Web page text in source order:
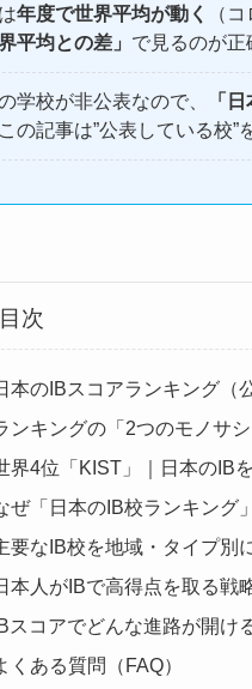
年度で世界平均が動く
（
平均との差」 で見るのが正
学校が非公表なので、
「
の記事は”公表している校”
目次
本のIBスコアランキング（
ンキングの「2つのモノサ
界4位「KIST」｜日本のIB
ぜ「日本のIB校ランキング
要なIB校を地域・タイプ別
本人がIBで高得点を取る戦
IBスコアでどんな進路が開け
くある質問（FAQ）